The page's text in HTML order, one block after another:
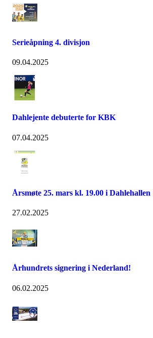
Serieåpning 4. divisjon
09.04.2025
Dahlejente debuterte for KBK
07.04.2025
Årsmøte 25. mars kl. 19.00 i Dahlehallen
27.02.2025
Århundrets signering i Nederland!
06.02.2025